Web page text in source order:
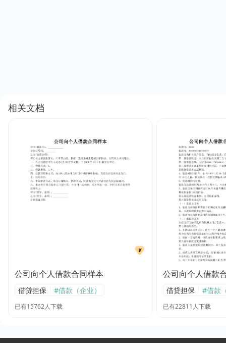
相关文档
公司向个人借款合同样本
借贷担保 #借款（企业）
已有15762人下载
公司向个人借款
借贷担保 #借款
已有22811人下载